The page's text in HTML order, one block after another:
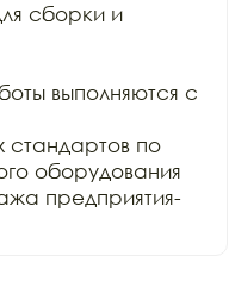
сборки и
выполняются с
стандартов по
оборудования
предприятия-